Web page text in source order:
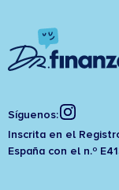
Síguenos:
Inscrita en el
España con el n.º